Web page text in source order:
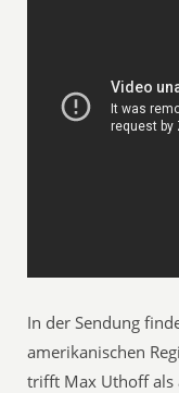
In der Sendung
amerikanischen
trifft Max Uthoff als